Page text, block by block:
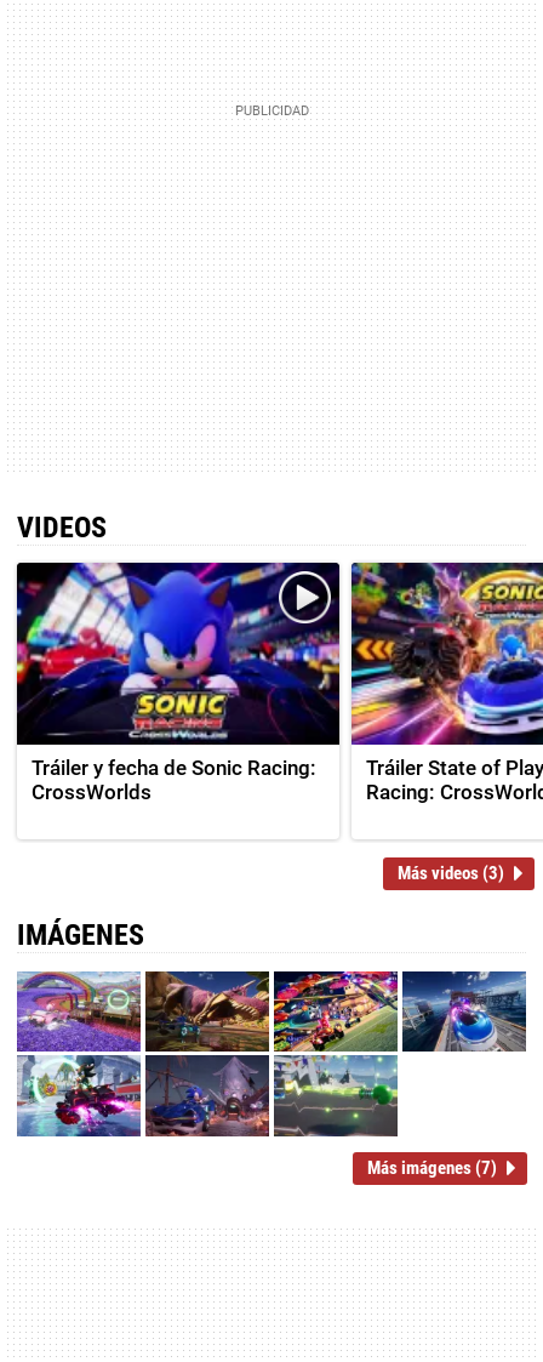
VIDEOS
Tráiler y fecha de Sonic Racing:
CrossWorlds
Tráiler State of
Racing:
Más videos (3)
IMÁGENES
Más imágenes (7)